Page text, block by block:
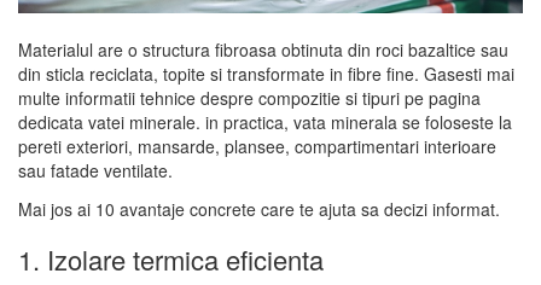
Materialul are o structura fibroasa obtinuta din roci bazaltice sau
din sticla reciclata, topite si transformate in fibre fine. Gasesti mai
multe informatii tehnice despre compozitie si tipuri pe pagina
dedicata vatei minerale. in practica, vata minerala se foloseste la
pereti exteriori, mansarde, plansee, compartimentari interioare
sau fatade ventilate.
Mai jos ai 10 avantaje concrete care te ajuta sa decizi informat.
1. Izolare termica eficienta